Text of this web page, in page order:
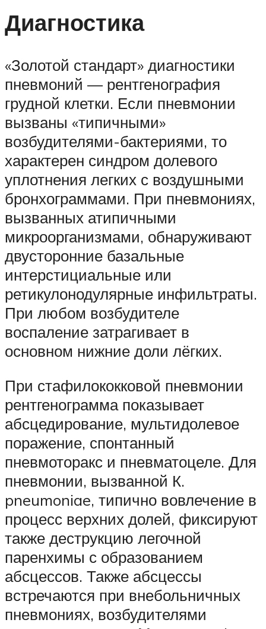
Диагностика
«Золотой стандарт» диагностики
пневмоний — рентгенография
грудной клетки. Если пневмонии
вызваны «типичными»
возбудителями-бактериями, то
характерен синдром долевого
уплотнения легких с воздушными
бронхограммами. При пневмониях,
вызванных атипичными
микроорганизмами, обнаруживают
двусторонние базальные
интерстициальные или
ретикулонодулярные инфильтраты.
При любом возбудителе
воспаление затрагивает в
основном нижние доли лёгких.
При стафилококковой пневмонии
рентгенограмма показывает
абсцедирование, мультидолевое
поражение, спонтанный
пневмоторакс и пневматоцеле. Для
пневмонии, вызванной К.
pneumoniae, типично вовлечение в
процесс верхних долей, фиксируют
также деструкцию легочной
паренхимы с образованием
абсцессов. Также абсцессы
встречаются при внебольничных
пневмониях, возбудителями